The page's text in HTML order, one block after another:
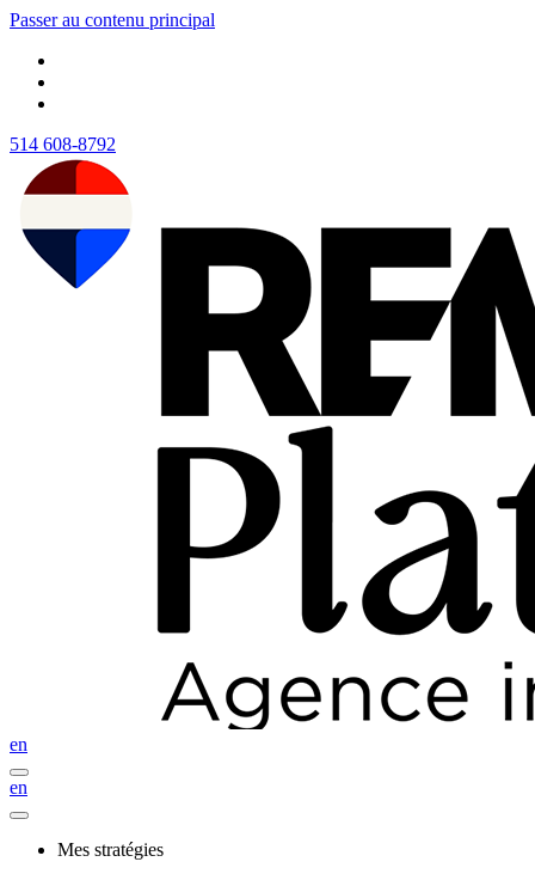
Passer au contenu principal
514 608-8792
en
en
Mes stratégies